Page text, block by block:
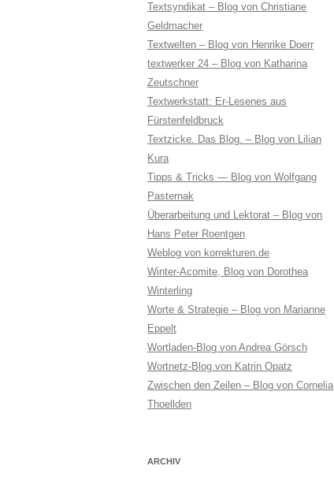
Textsyndikat – Blog von Christiane
Geldmacher
Textwelten – Blog von Henrike Doerr
textwerker 24 – Blog von Katharina
Zeutschner
Textwerkstatt: Er-Lesenes aus
Fürstenfeldbruck
Textzicke. Das Blog. – Blog von Lilian
Kura
Tipps & Tricks — Blog von Wolfgang
Pasternak
Überarbeitung und Lektorat – Blog von
Hans Peter Roentgen
Weblog von korrekturen.de
Winter-Acomite, Blog von Dorothea
Winterling
Worte & Strategie – Blog von Marianne
Eppelt
Wortladen-Blog von Andrea Görsch
Wortnetz-Blog von Katrin Opatz
Zwischen den Zeilen – Blog von Cornelia
Thoellden
ARCHIV